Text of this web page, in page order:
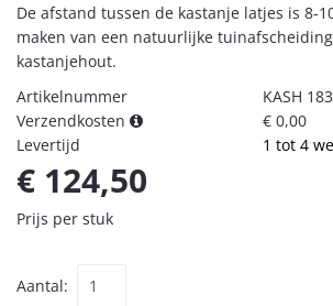
De afstand tussen de kastanje latjes is 8-
maken van een natuurlijke
kastanjehout.
Artikelnummer
KASH 183
Verzendkosten
€ 0,00
Levertijd
1 tot 4
€ 124,50
Prijs per stuk
Aantal: